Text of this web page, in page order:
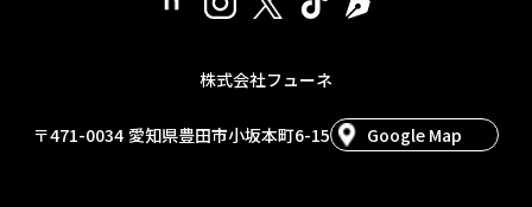
株式会社フューネ
〒471-0034 愛知県豊田市小坂本町6-15 Google Map